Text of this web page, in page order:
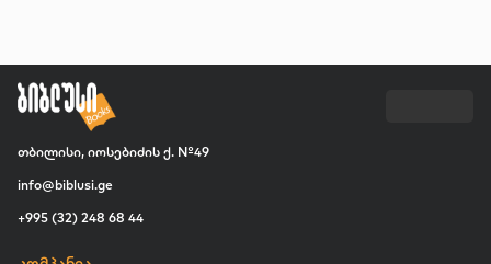
თბილისი, იოსებიძის ქ. №49
info@biblusi.ge
+995 (32) 248 68 44